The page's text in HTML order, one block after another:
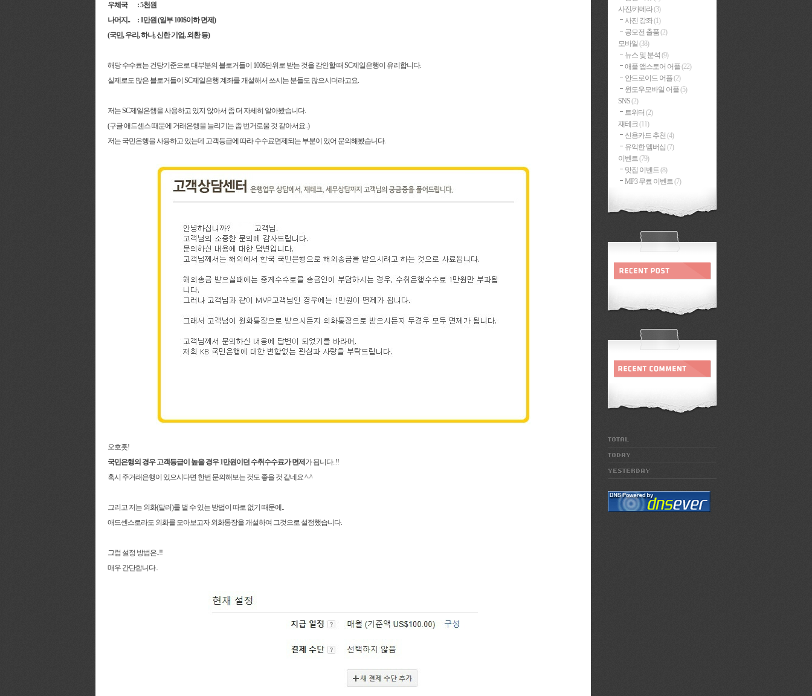
우체국 : 5천원
나머지.. : 1만원 (일부 100$이하 면제)
(국민, 우리, 하나, 신한 기업, 외환 등)
해당 수수료는 건당기준으로 대부분의 블로거들이 100$단위로 받는 것을 감안할 때 SC제일은행이 유리합니다.
실제로도 많은 블로거들이 SC제일은행 계좌를 개설해서 쓰시는 분들도 많으시더라고요.
저는 SC제일은행을 사용하고 있지 않아서 좀 더 자세히 알아봤습니다.
(구글 애드센스 때문에 거래은행을 늘리기는 좀 번거로울 것 같아서요..)
저는 국민은행을 사용하고 있는데 고객등급에 따라 수수료면제되는 부분이 있어 문의해봤습니다.
오호홋!
국민은행의 경우 고객등급이 높을 경우 1만원이던 수취수수료가 면제 가 됩니다..!!
혹시 주거래은행이 있으시다면 한번 문의해보는 것도 좋을 것 같네요 ^-^
그리고 저는 외화(달러)를 벌 수 있는 방법이 따로 없기 때문에..
애드센스로라도 외화를 모아보고자 외화통장을 개설하여 그것으로 설정했습니다.
그럼 설정 방법은..!!
매우 간단합니다..
사진/카메라(3)
사진 강좌(1)
공모전 출품(2)
모바일 (38)
뉴스 및 분석 (9)
애플 앱스토어 어플(22)
안드로이드 어플(2)
윈도우모바일 어플(5)
SNS(2)
트위터 (2)
재테크(11)
신용카드 추천 (4)
유익한 멤버십 (7)
이벤트(79)
맛집 이벤트(8)
MP3 무료 이벤트(7)